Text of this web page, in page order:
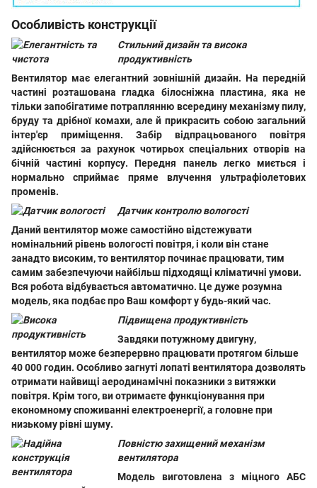
Особливість конструкції
Стильний дизайн та висока
продуктивність
Вентилятор має елегантний зовнішній дизайн. На передній
частині розташована гладка білосніжна пластина, яка не
тільки запобігатиме потраплянню всередину механізму пилу,
бруду та дрібної комахи, але й прикрасить собою загальний
інтер'єр приміщення. Забір відпрацьованого повітря
здійснюється за рахунок чотирьох спеціальних отворів на
бічній частині корпусу. Передня панель легко миється і
нормально сприймає пряме влучення ультрафіолетових
променів.
Датчик контролю вологості
Даний вентилятор може самостійно відстежувати
номінальний рівень вологості повітря, і коли він стане
занадто високим, то вентилятор починає працювати, тим
самим забезпечуючи найбільш підходящі кліматичні умови.
Вся робота відбувається автоматично. Це дуже розумна
модель, яка подбає про Ваш комфорт у будь-який час.
Підвищена продуктивність
Завдяки потужному двигуну,
вентилятор може безперервно працювати протягом більше
40 000 годин. Особливо загнуті лопаті вентилятора дозволять
отримати найвищі аеродинамічні показники з витяжки
повітря. Крім того, ви отримаєте функціонування при
економному споживанні електроенергії, а головне при
низькому рівні шуму.
Повністю захищений механізм
вентилятора
Модель виготовлена ​​з міцного АБС